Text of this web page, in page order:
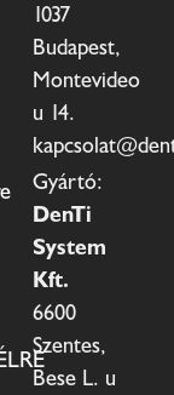
1037
Budapest,
Montevideo
u 14.
Gyártó:
DenTi
System
Kft.
6600
Szentes,
Bese L. u